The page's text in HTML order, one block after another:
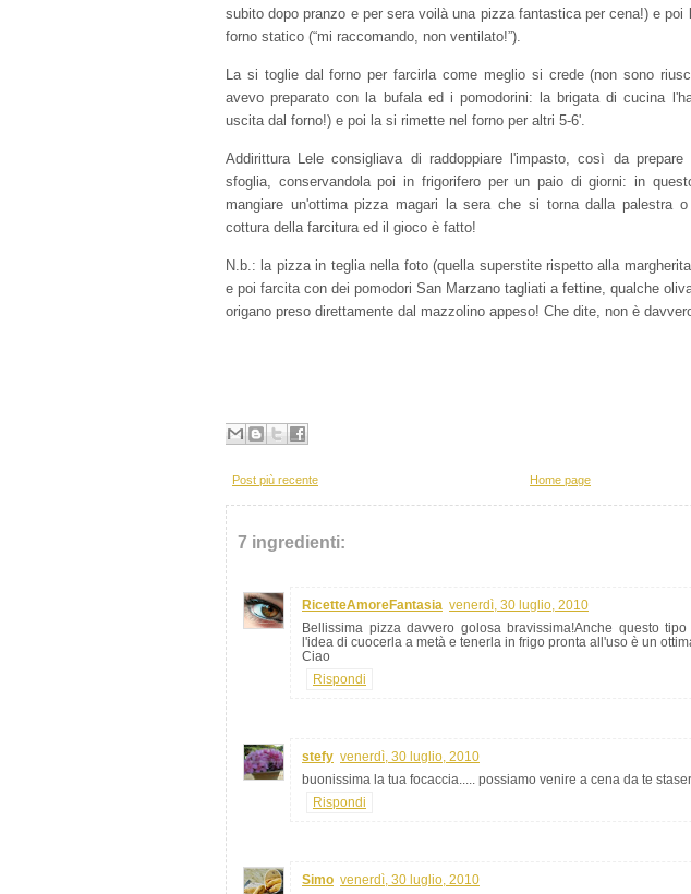
subito dopo pranzo e per sera voilà una pizza fantastica per cena!) e poi
forno statico (“mi raccomando, non ventilato!”).
La si toglie dal forno per farcirla come meglio si crede (non sono
avevo preparato con la bufala ed i pomodorini: la brigata di cucina
uscita dal forno!) e poi la si rimette nel forno per altri 5-6'.
Addirittura Lele consigliava di raddoppiare l'impasto, così da
sfoglia, conservandola poi in frigorifero per un paio di giorni: in
mangiare un'ottima pizza magari la sera che si torna dalla palestra
cottura della farcitura ed il gioco è fatto!
N.b.: la pizza in teglia nella foto (quella superstite rispetto alla
e poi farcita con dei pomodori San Marzano tagliati a fettine, qualche
origano preso direttamente dal mazzolino appeso! Che dite, non è
Post più recente Home page
7 ingredienti:
RicetteAmoreFantasia venerdì, 30 luglio, 2010
Bellissima pizza davvero golosa bravissima!Anche questo
l'idea di cuocerla a metà e tenerla in frigo pronta all'uso è un
Ciao
Rispondi
stefy venerdì, 30 luglio, 2010
buonissima la tua focaccia..... possiamo venire a cena da te
Rispondi
Simo venerdì, 30 luglio, 2010